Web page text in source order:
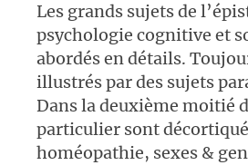
Les grands sujets de
psychologie cognitive et
abordés en détails.
illustrés par des sujets
Dans la deuxième moitié
particulier sont
homéopathie, sexes &